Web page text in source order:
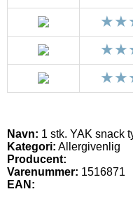
Navn: 1 stk. YAK snack
Kategori: Allergivenlig
Producent:
Varenummer: 1516871
EAN: